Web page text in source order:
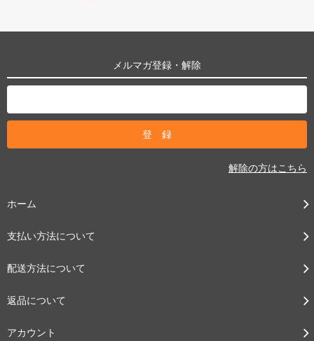
メルマガ登録・解除
解除の方はこちら
ホーム
支払い方法について
配送方法について
返品について
アカウント